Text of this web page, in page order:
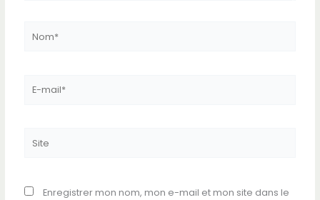
mail*
Enregistrer mon nom, mon e-mail et mon site dans le